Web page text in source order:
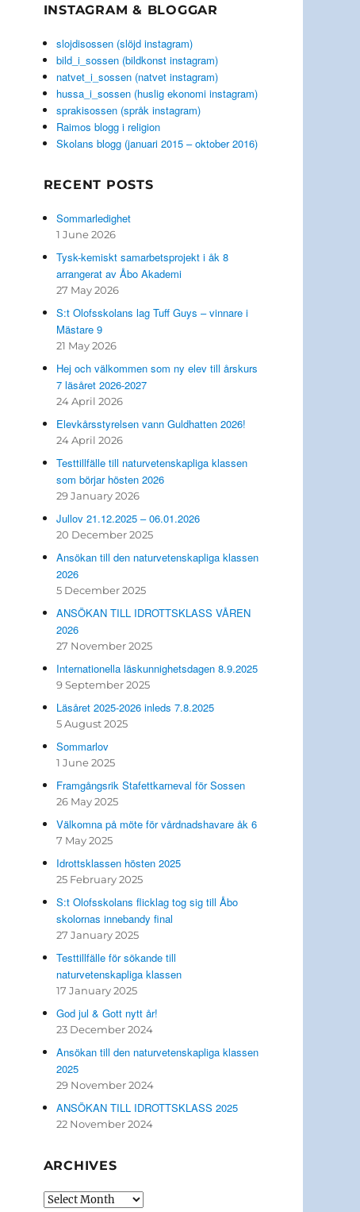
INSTAGRAM & BLOGGAR
slojdisossen (slöjd instagram)
bild_i_sossen (bildkonst instagram)
natvet_i_sossen (natvet instagram)
hussa_i_sossen (huslig ekonomi instagram)
sprakisossen (språk instagram)
Raimos blogg i religion
Skolans blogg (januari 2015 – oktober 2016)
RECENT POSTS
Sommarledighet
1 June 2026
Tysk-kemiskt samarbetsprojekt i åk 8
arrangerat av Åbo Akademi
27 May 2026
S:t Olofsskolans lag Tuff Guys – vinnare i
Mästare 9
21 May 2026
Hej och välkommen som ny elev till årskurs
7 läsåret 2026-2027
24 April 2026
Elevkårsstyrelsen vann Guldhatten 2026!
24 April 2026
Testtillfälle till naturvetenskapliga klassen
som börjar hösten 2026
29 January 2026
Jullov 21.12.2025 – 06.01.2026
20 December 2025
Ansökan till den naturvetenskapliga klassen
2026
5 December 2025
ANSÖKAN TILL IDROTTSKLASS VÅREN
2026
27 November 2025
Internationella läskunnighetsdagen 8.9.2025
9 September 2025
Läsåret 2025-2026 inleds 7.8.2025
5 August 2025
Sommarlov
1 June 2025
Framgångsrik Stafettkarneval för Sossen
26 May 2025
Välkomna på möte för vårdnadshavare åk 6
7 May 2025
Idrottsklassen hösten 2025
25 February 2025
S:t Olofsskolans flicklag tog sig till Åbo
skolornas innebandy final
27 January 2025
Testtillfälle för sökande till
naturvetenskapliga klassen
17 January 2025
God jul & Gott nytt år!
23 December 2024
Ansökan till den naturvetenskapliga klassen
2025
29 November 2024
ANSÖKAN TILL IDROTTSKLASS 2025
22 November 2024
ARCHIVES
Archives